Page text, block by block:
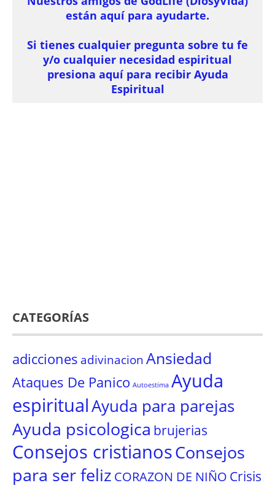
están aquí para ayudarte.
Si tienes cualquier pregunta sobre tu fe
y/o cualquier necesidad espiritual
presiona aquí para recibir Ayuda
Espiritual
CATEGORÍAS
adicciones adivinacionAnsiedad
Ataques De Panico Autoestima Ayuda
espiritualAyuda para parejas
Ayuda psicologica brujerias
Consejos cristianosConsejos
para ser feliz CORAZON DE NIÑO Crisis